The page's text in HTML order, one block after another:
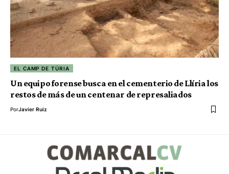
EL CAMP DE TÚRIA
Un equipo forense busca en el cementerio de Llíria los
restos de más de un centenar de represaliados
PorJavier Ruiz